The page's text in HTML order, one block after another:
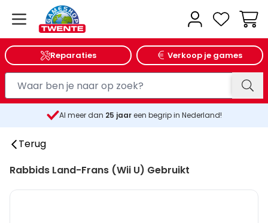
Reparaties Verkoop je games
Al meer dan 25 jaareen begrip in Nederland!
Terug
Rabbids Land-Frans (Wii U) Gebruikt